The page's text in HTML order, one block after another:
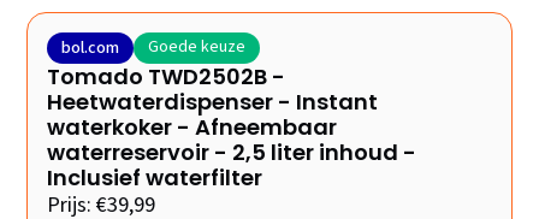
bol.com Goede keuze
Tomado TWD2502B -
Heetwaterdispenser - Instant
waterkoker - Afneembaar
waterreservoir - 2,5 liter inhoud -
Inclusief waterfilter
Prijs: €39,99